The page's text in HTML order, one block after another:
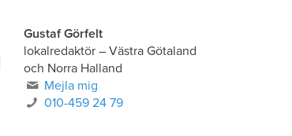
Gustaf Görfelt
lokalredaktör– Västra Götaland
och Norra Halland
Mejla mig
010-459 24 79